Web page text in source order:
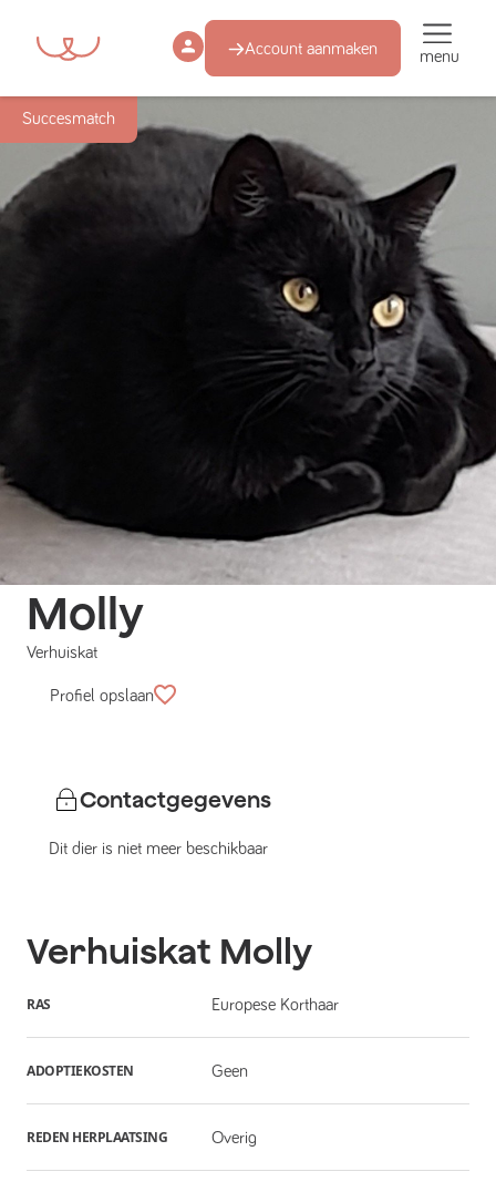
Account aanmaken menu
Succesmatch
Molly
Verhuiskat
Profiel opslaan
Contactgegevens
Dit dier is niet meer beschikbaar
Verhuiskat Molly
RAS Europese Korthaar
ADOPTIEKOSTEN Geen
REDEN HERPLAATSING Overig